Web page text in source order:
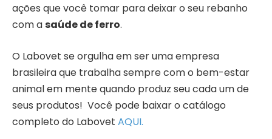
ações que você tomar para deixar o seu rebanho
com asaúde de ferro.
O Labovet se orgulha em ser uma empresa
brasileira que trabalha sempre com o bem-estar
animal em mente quando produz seu cada um de
seus produtos! Você pode baixar o catálogo
completo do Labovet AQUI.